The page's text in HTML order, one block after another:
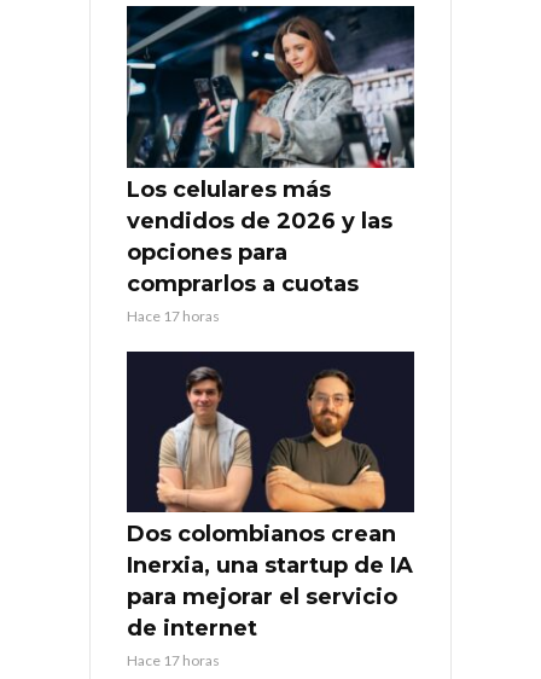
Los celulares más
vendidos de 2026 y las
opciones para
comprarlos a cuotas
Hace 17 horas
Dos colombianos crean
Inerxia, una startup de IA
para mejorar el servicio
de internet
Hace 17 horas